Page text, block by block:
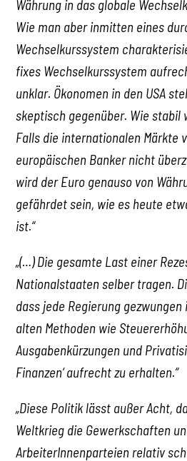
Währung in das globale
Wie man aber inmitten eines
Wechselkurssystem
fixes Wechselkurssystem
unklar. Ökonomen in den USA
skeptisch gegenüber. Wie stabil
Falls die internationalen Märkte
europäischen Banker nicht
wird der Euro genauso von
gefährdet sein, wie es heute
ist.“
„(…) Die gesamte Last einer
Nationalstaaten selber tragen.
dass jede Regierung
alten Methoden wie
Ausgabenkürzungen und
Finanzen‘ aufrecht zu erhalten.“
„Diese Politik lässt außer Acht,
Weltkrieg die Gewerkschaften
ArbeiterInnenparteien relativ